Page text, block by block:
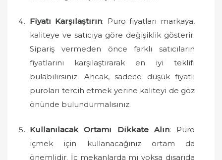
Fiyatı Karşılaştırın: Puro fiyatları markaya,
kaliteye ve satıcıya göre değişiklik gösterir.
Sipariş vermeden önce farklı satıcıların
fiyatlarını karşılaştırarak en iyi teklifi
bulabilirsiniz. Ancak, sadece düşük fiyatlı
puroları tercih etmek yerine kaliteyi de göz
önünde bulundurmalısınız.
Kullanılacak Ortamı Dikkate Alın: Puro
içmek için kullanacağınız ortam da
önemlidir. İç mekanlarda mı yoksa dışarıda